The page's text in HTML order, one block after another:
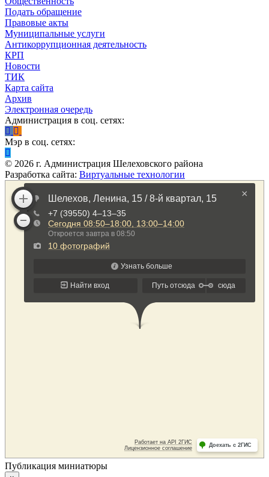
Подать обращение
Правовые акты
Муниципальные услуги
Антикоррупционная деятельность
КРП
Новости
ТИК
Карта сайта
Архив
Электронная очередь
Администрация в соц. сетях:
Мэр в соц. сетях:
© 2026 г. Администрация Шелеховского района
Разработка сайта: Виртуальные технологии
Публикация миниатюры